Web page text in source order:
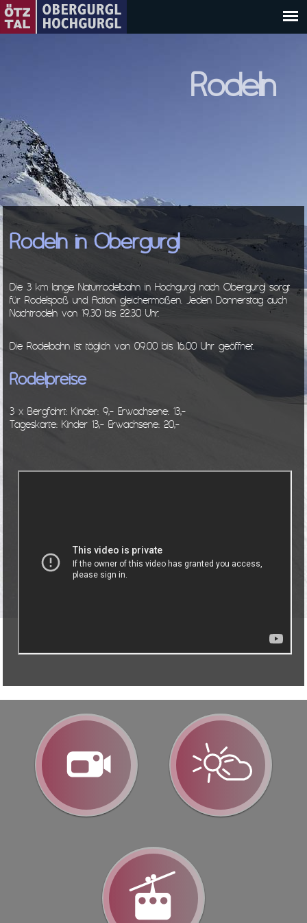
Rodeln
Rodeln in Obergurgl
Die 3 km lange Naturrodelbahn in Hochgurgl nach Obergurgl sorgt
für Rodelspaß und Action gleichermaßen. Jeden Donnerstag auch
Nachtrodeln von 19.30 bis 22.30 Uhr.
Die Rodelbahn ist täglich von 09.00 bis 16.00 Uhr geöffnet.
Rodelpreise
3 x Bergfahrt: Kinder: 9,- Erwachsene: 13,-
Tageskarte: Kinder 13,- Erwachsene: 20,-